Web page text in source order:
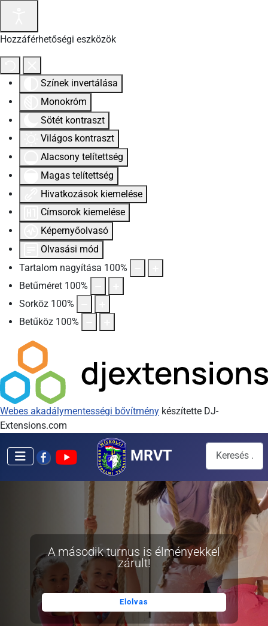
Hozzáférhetőségi eszközök
Színek invertálása
Monokróm
Sötét kontraszt
Világos kontraszt
Alacsony telítettség
Magas telítettség
Hivatkozások kiemelése
Címsorok kiemelése
Képernyőolvasó
Olvasási mód
Tartalom nagyítása 100%
Betűméret 100%
Sorköz 100%
Betűköz 100%
Webes akadálymentességi bővítmény készítette DJ-
Extensions.com
MRVT Keresés...
A második turnus is élményekkel
zárult!
Elolvas